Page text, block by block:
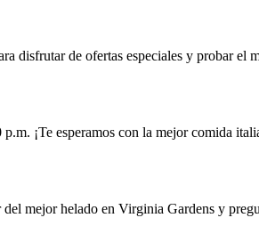
disfrutar de ofertas especiales y probar el
¡Te esperamos con la mejor comida
mejor helado en Virginia Gardens y